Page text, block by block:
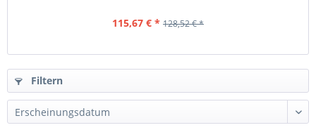
115,67 € * 128,52 € *
Filtern